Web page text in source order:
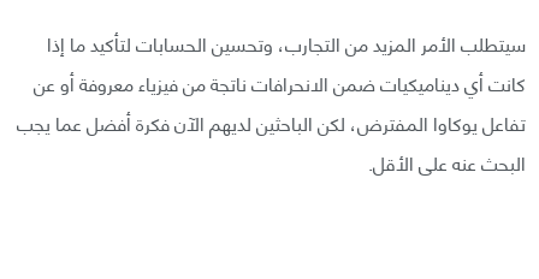
سيتطلب الأمر المزيد من التجارب، وتحسين الحسابات لتأكيد ما إذا
كانت أي ديناميكيات ضمن الانحرافات ناتجة من فيزياء معروفة أو عن
تفاعل يوكاوا المفترض، لكن الباحثين لديهم الآن فكرة أفضل عما يجب
البحث عنه على الأقل.